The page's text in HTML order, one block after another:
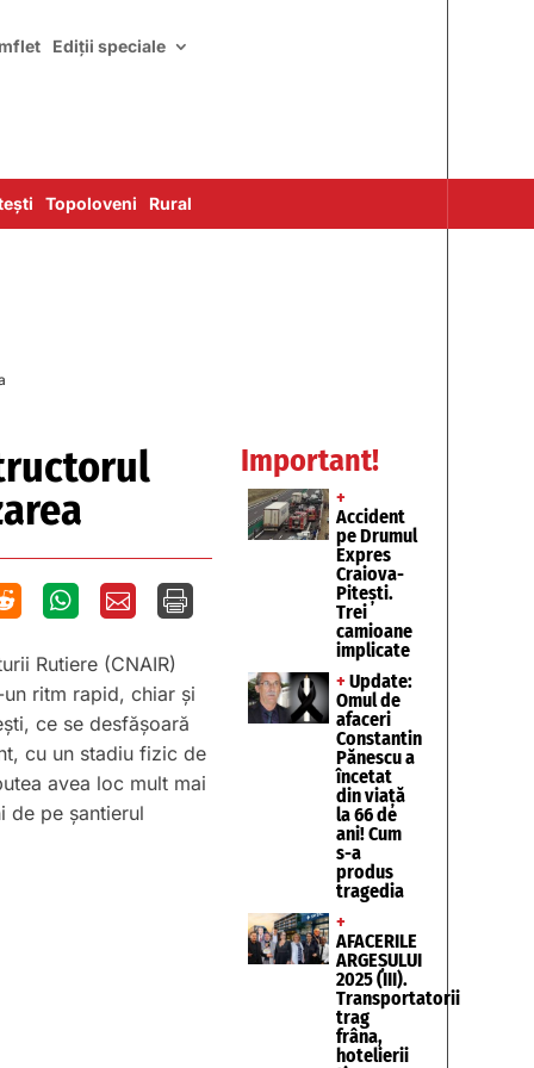
Ediții speciale
Topoloveni Rural
  
Rutiere (CNAIR)
ritm rapid, chiar și
ce se desfășoară
cu un stadiu fizic de
avea loc mult mai
de pe șantierul
Important!
+
Accident
pe Drumul
Expres
Craiova-
Pitești.
Trei
camioane
implicate
+ Update:
Omul de
afaceri
Constantin
Pănescu a
încetat
din viață
la 66 de
ani! Cum
s-a
produs
tragedia
+
AFACERILE
ARGEȘULUI
2025 (III).
Transportatorii
trag
frâna,
hotelierii